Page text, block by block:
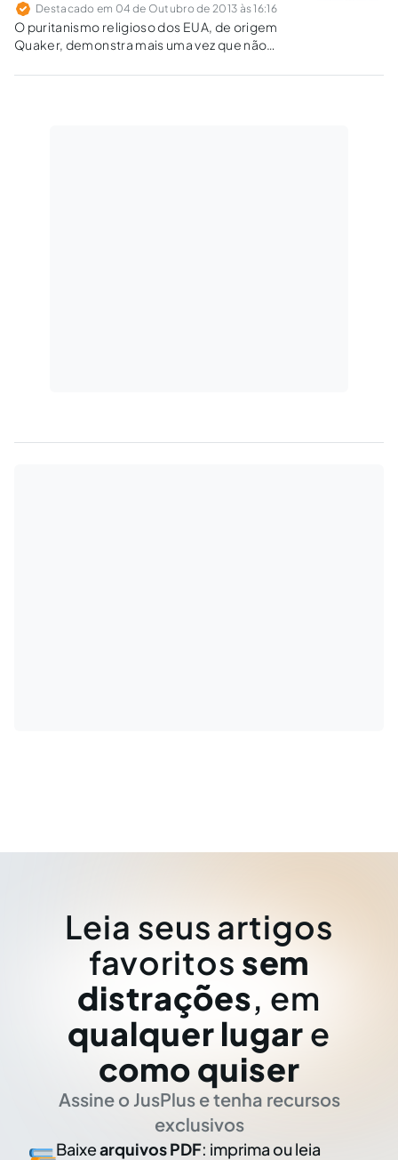
Destacado em 04 de Outubro de 2013 às 16:16
O puritanismo religioso dos EUA, de origem
Quaker, demonstra mais uma vez que não
guerra virá, de consequências ainda mais
Leia seus artigos
favoritos sem
distrações, em
qualquer lugar e
como quiser
Assine o JusPlus e tenha recursos
exclusivos
Baixearquivos PDF: imprima ou leia